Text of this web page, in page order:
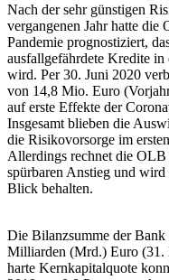
Nach der sehr günstigen
vergangenen Jahr hatte
Pandemie prognostiziert,
ausfallgefährdete Kredite in
wird. Per 30. Juni 2020
von 14,8 Mio. Euro
auf erste Effekte der
Insgesamt blieben die
die Risikovorsorge im
Allerdings rechnet die
spürbaren Anstieg und
Blick behalten.
Die Bilanzsumme der
Milliarden (Mrd.) Euro (31.
harte Kernkapitalquote